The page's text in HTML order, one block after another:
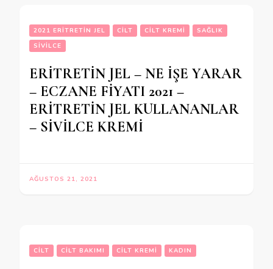
2021 ERITRETIN JEL CILT CILT KREMI
SAĞLIK
SIVILCE
ERİTRETİN JEL – NE İŞE YARAR
– ECZANE FİYATI 2021 –
ERİTRETİN JEL KULLANANLAR
– SİVİLCE KREMİ
AĞUSTOS 21, 2021
CILT CILT BAKIMI CILT KREMI KADIN